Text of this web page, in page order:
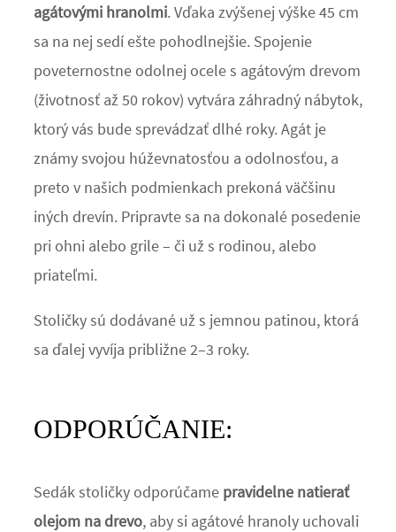
agátovými hranolmi. Vďaka zvýšenej výške 45 cm
sa na nej sedí ešte pohodlnejšie. Spojenie
poveternostne odolnej ocele s agátovým drevom
(životnosť až 50 rokov) vytvára záhradný nábytok,
ktorý vás bude sprevádzať dlhé roky. Agát je
známy svojou húževnatosťou a odolnosťou, a
preto v našich podmienkach prekoná väčšinu
iných drevín. Pripravte sa na dokonalé posedenie
pri ohni alebo grile – či už s rodinou, alebo
priateľmi.
Stoličky sú dodávané už s jemnou patinou, ktorá
sa ďalej vyvíja približne 2–3 roky.
ODPORÚČANIE:
Sedák stoličky odporúčame pravidelne natierať
olejom na drevo, aby si agátové hranoly uchovali